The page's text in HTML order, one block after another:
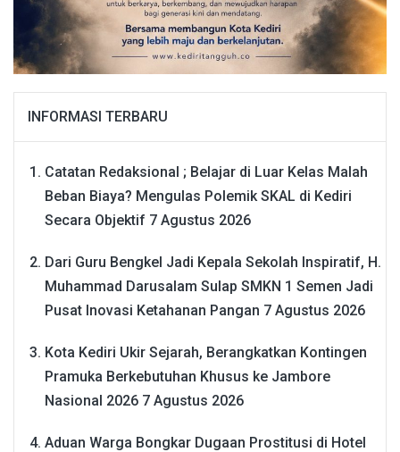
INFORMASI TERBARU
Catatan Redaksional ; Belajar di Luar Kelas Malah
Beban Biaya? Mengulas Polemik SKAL di Kediri
Secara Objektif 7 Agustus 2026
Dari Guru Bengkel Jadi Kepala Sekolah Inspiratif, H.
Muhammad Darusalam Sulap SMKN 1 Semen Jadi
Pusat Inovasi Ketahanan Pangan 7 Agustus 2026
Kota Kediri Ukir Sejarah, Berangkatkan Kontingen
Pramuka Berkebutuhan Khusus ke Jambore
Nasional 2026 7 Agustus 2026
Aduan Warga Bongkar Dugaan Prostitusi di Hotel